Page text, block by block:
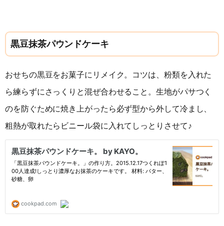
黒豆抹茶パウンドケーキ
おせちの黒豆をお菓子にリメイク。コツは、粉類を入れた
ら練らずにさっくりと混ぜ合わせること。生地がパサつく
のを防ぐために焼き上がったら必ず型から外して冷まし、
粗熱が取れたらビニール袋に入れてしっとりさせて♪